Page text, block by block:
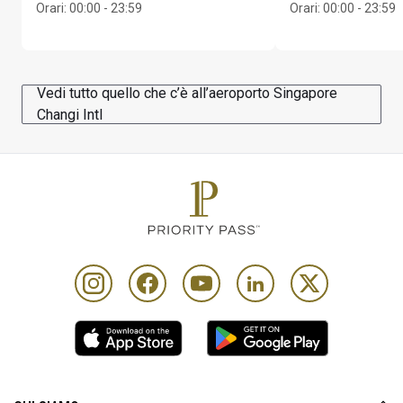
Orari: 00:00 - 23:59
Orari: 00:00 - 23:59
Vedi tutto quello che c’è all’aeroporto Singapore
Changi Intl